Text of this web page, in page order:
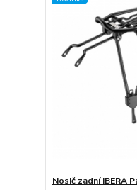
Nosič zadní IBERA